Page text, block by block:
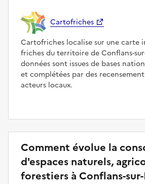
Cartofriches
Cartofriches localise sur une carte
friches du territoire de Conflans-
données sont issues de bases
et complétées par des
acteurs locaux.
Comment évolue la
d'espaces naturels,
forestiers à Conflans-